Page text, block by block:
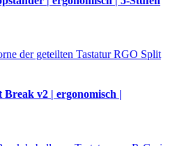
v2 | ergonomisch |